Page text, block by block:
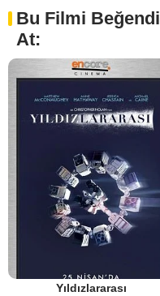
Bu Filmi
At:
Yıldızlararası